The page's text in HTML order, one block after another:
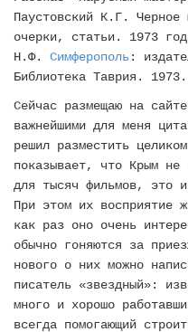
Паустовский К.Г.
очерки, статьи. 1973
Н.Ф. Симферополь:
Библиотека Таврия.
Сейчас размещаю на
важнейшими для меня
решил разместить
показывает, что Крым не
для тысяч фильмов, это
При этом их восприятие
как раз оно очень
обычно гоняются за
нового о них можно
писатель «звездный»:
много и хорошо
всегда помогающий